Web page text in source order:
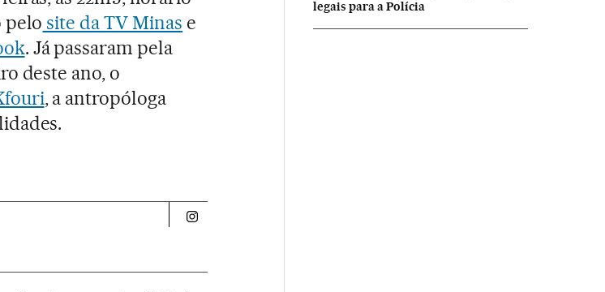
pelo site da TV Minas e
. Já passaram pela
deste ano, o
, a antropóloga
Politica El País Brasil en Instagram
legais para a Polícia